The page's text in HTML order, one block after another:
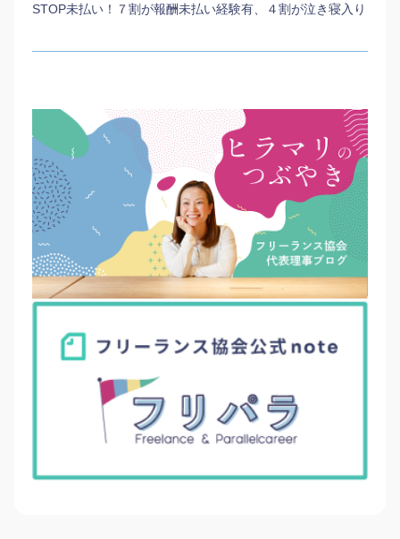
STOP未払い！７割が報酬未払い経験有、４割が泣き寝入り